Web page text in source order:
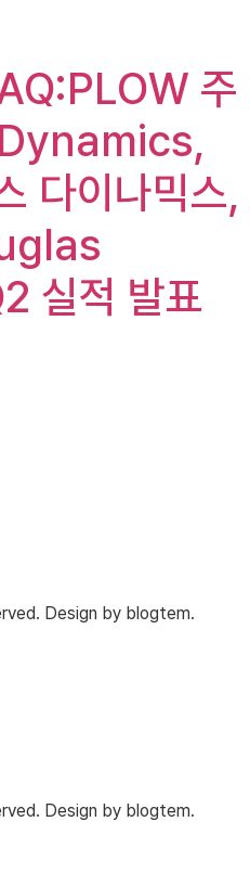
주
다이나믹스,
실적 발표
Design by blogtem.
Design by blogtem.